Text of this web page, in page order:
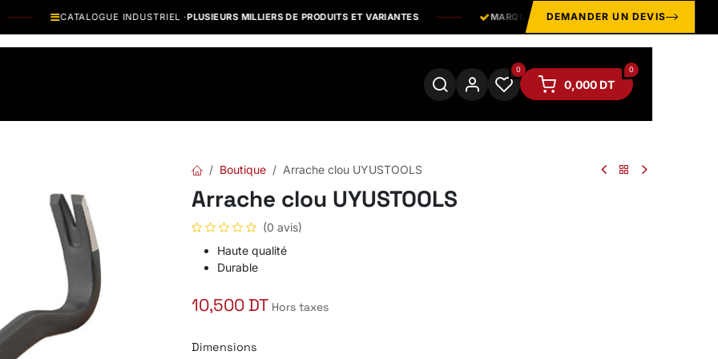
CATALOGUE INDUSTRIEL ·PLUSIEURS MILLIERS DE PRODUITS ET VARIANTES MARQUES & ÉQUIPEMENTSPROFESSIONNELS
DEMANDER UN DEVIS
0 0
0,000DT
Boutique Arrache clou UYUSTOOLS
Arrache clou UYUSTOOLS
(0 avis)
Haute qualité
Durable
10,500 DT Hors taxes
Dimensions